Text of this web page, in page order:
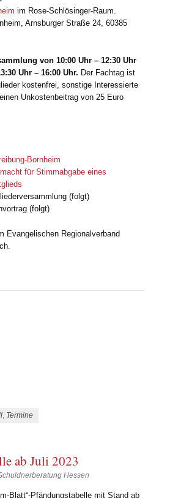
im Rose-Schlösinger-Raum.
Arnsburger Straße 24, 60385
von 10:00 Uhr – 12:30 Uhr
Uhr – 16:00 Uhr. Der Fachtag ist
kostenfrei, sonstige Interessierte
Unkostenbeitrag von 25 Euro
Bornheim
für Stimmabgabe eines
(folgt)
(folgt)
Evangelischen Regionalverband
, Termine
ab Juli 2023
Hessen
Blatt“-Pfändungstabelle mit Stand ab